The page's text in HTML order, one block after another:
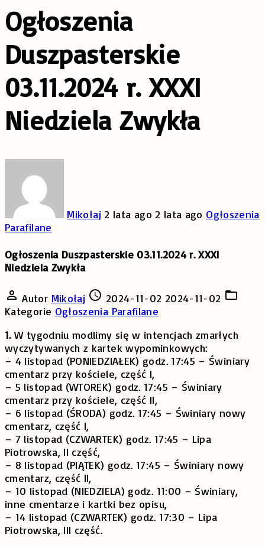
Ogłoszenia
Duszpasterskie
03.11.2024 r. XXXI
Niedziela Zwykła
Mikołaj 2 lata ago 2 lata ago Ogłoszenia
Parafilane
Ogłoszenia Duszpasterskie 03.11.2024 r. XXXI
Niedziela Zwykła
Autor Mikołaj 2024-11-02 2024-11-02
Kategorie Ogłoszenia Parafilane
1.W tygodniu modlimy się w intencjach zmarłych
wyczytywanych z kartek wypominkowych:
– 4 listopad (PONIEDZIAŁEK) godz. 17:45 – Świniary
cmentarz przy kościele, część I,
– 5 listopad (WTOREK) godz. 17:45 – Świniary
cmentarz przy kościele, część II,
– 6 listopad (ŚRODA) godz. 17:45 – Świniary nowy
cmentarz, część I,
– 7 listopad (CZWARTEK) godz. 17:45 – Lipa
Piotrowska, II część,
– 8 listopad (PIĄTEK) godz. 17:45 – Świniary nowy
cmentarz, część II,
– 10 listopad (NIEDZIELA) godz. 11:00 – Świniary,
inne cmentarze i kartki bez opisu,
– 14 listopad (CZWARTEK) godz. 17:30 – Lipa
Piotrowska, III część.